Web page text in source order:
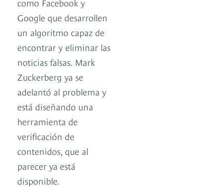
Google que desarrollen
un algoritmo capaz de
encontrar y eliminar las
noticias falsas. Mark
Zuckerberg ya se
adelantó al problema y
está diseñando una
herramienta de
verificación de
contenidos, que al
parecer ya está
disponible.